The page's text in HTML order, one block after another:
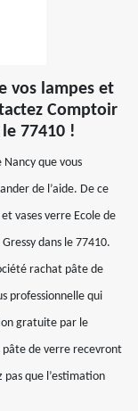
vos lampes et
Comptoir
77410 !
Nancy que vous
de l’aide. De ce
vases verre Ecole de
dans le 77410.
rachat pâte de
professionnelle qui
gratuite par le
pâte de verre recevront
pas que l’estimation